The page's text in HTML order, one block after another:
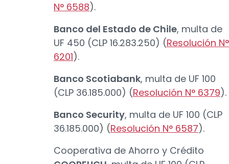
N° 6588).
Banco del Estado de Chile, multa de
UF 450 (CLP 16.283.250) (Resolución N°
6201).
Banco Scotiabank, multa de UF 100
(CLP 36.185.000) (Resolución N° 6379).
Banco Security, multa de UF 100 (CLP
36.185.000) (Resolución N° 6587).
Cooperativa de Ahorro y Crédito